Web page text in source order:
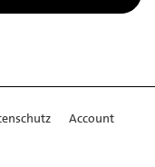
Account